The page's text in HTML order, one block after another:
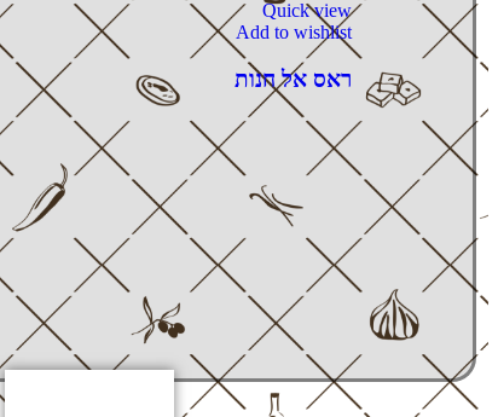
Quick view
Add to wishlist
ראס אל חנות